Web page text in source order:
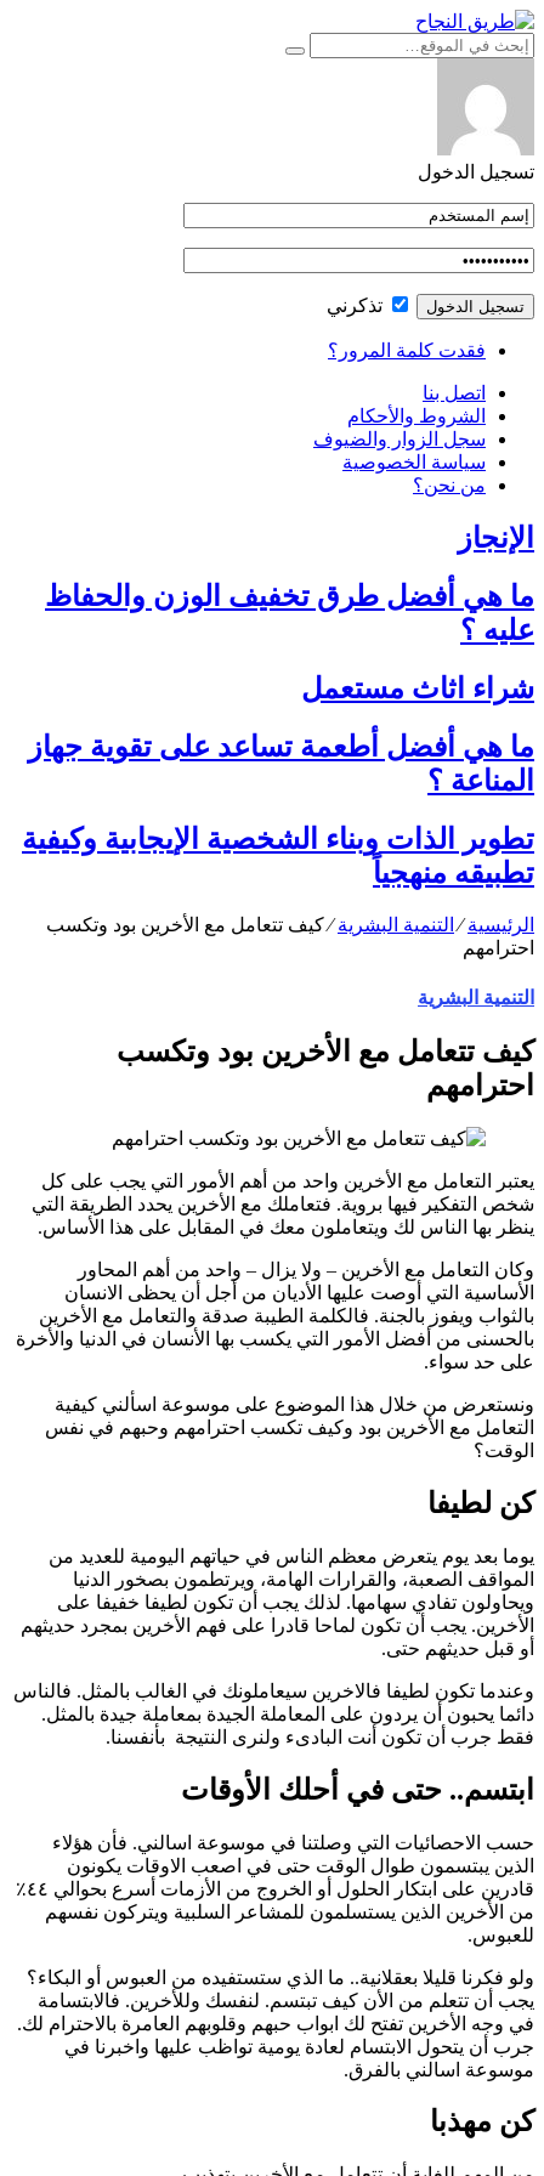
التجاوز
إلى
تسجيل الدخول
تذكرني
فقدت كلمة المرور؟
اتصل بنا
الشروط والأحكام
سجل الزوار والضيوف
سياسة الخصوصية
من نحن؟
الإنجاز
ما هي أفضل طرق تخفيف الوزن والحفاظ
عليه ؟
شراء اثاث مستعمل
ما هي أفضل أطعمة تساعد على تقوية جهاز
المناعة ؟
تطوير الذات وبناء الشخصية الإيجابية وكيفية
تطبيقه منهجياً
الرئيسية⁄ التنمية البشرية⁄كيف تتعامل مع الأخرين بود وتكسب
احترامهم
التنمية البشرية
كيف تتعامل مع الأخرين بود وتكسب
احترامهم
يعتبر التعامل مع الأخرين واحد من أهم الأمور التي يجب على كل
شخص التفكير فيها بروية. فتعاملك مع الأخرين يحدد الطريقة التي
ينظر بها الناس لك ويتعاملون معك في المقابل على هذا الأساس.
وكان التعامل مع الأخرين – ولا يزال – واحد من أهم المحاور
الأساسية التي أوصت عليها الأديان من أجل أن يحظى الانسان
بالثواب ويفوز بالجنة. فالكلمة الطيبة صدقة والتعامل مع الأخرين
بالحسنى من أفضل الأمور التي يكسب بها الأنسان في الدنيا والأخرة
على حد سواء.
ونستعرض من خلال هذا الموضوع على موسوعة اسألني كيفية
التعامل مع الأخرين بود وكيف تكسب احترامهم وحبهم في نفس
الوقت؟
كن لطيفا
يوما بعد يوم يتعرض معظم الناس في حياتهم اليومية للعديد من
المواقف الصعبة، والقرارات الهامة، ويرتطمون بصخور الدنيا
ويحاولون تفادي سهامها. لذلك يجب أن تكون لطيفا خفيفا على
الأخرين. يجب أن تكون لماحا قادرا على فهم الأخرين بمجرد حديثهم
أو قبل حديثهم حتى.
وعندما تكون لطيفا فالاخرين سيعاملونك في الغالب بالمثل. فالناس
دائما يحبون أن يردون على المعاملة الجيدة بمعاملة جيدة بالمثل.
فقط جرب أن تكون أنت البادىء ولنرى النتيجة بأنفسنا.
ابتسم.. حتى في أحلك الأوقات
حسب الاحصائيات التي وصلتنا في موسوعة اسالني. فأن هؤلاء
الذين يبتسمون طوال الوقت حتى في اصعب الاوقات يكونون
قادرين على ابتكار الحلول أو الخروج من الأزمات أسرع بحوالي ٤٤٪
من الأخرين الذين يستسلمون للمشاعر السلبية ويتركون نفسهم
للعبوس.
ولو فكرنا قليلا بعقلانية.. ما الذي ستستفيده من العبوس أو البكاء؟
يجب أن تتعلم من الأن كيف تبتسم. لنفسك وللأخرين. فالابتسامة
في وجه الأخرين تفتح لك ابواب حبهم وقلوبهم العامرة بالاحترام لك.
جرب أن يتحول الابتسام لعادة يومية تواظب عليها واخبرنا في
موسوعة اسالني بالفرق.
كن مهذبا